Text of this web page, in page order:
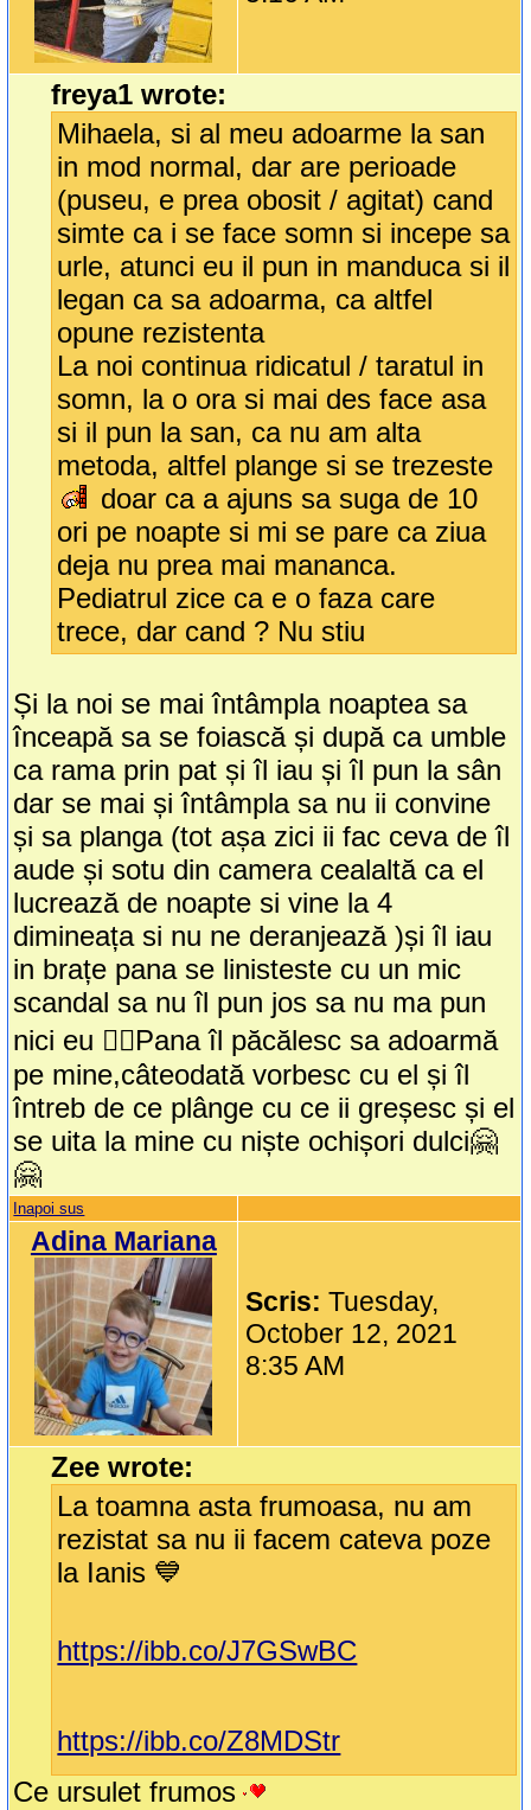
freya1 wrote:
Mihaela, si al meu adoarme la san
in mod normal, dar are perioade
(puseu, e prea obosit / agitat) cand
simte ca i se face somn si incepe sa
urle, atunci eu il pun in manduca si il
legan ca sa adoarma, ca altfel
opune rezistenta
La noi continua ridicatul / taratul in
somn, la o ora si mai des face asa
si il pun la san, ca nu am alta
metoda, altfel plange si se trezeste
doar ca a ajuns sa suga de 10
ori pe noapte si mi se pare ca ziua
deja nu prea mai mananca.
Pediatrul zice ca e o faza care
trece, dar cand ? Nu stiu
Și la noi se mai întâmpla noaptea sa
înceapă sa se foiască și după ca umble
ca rama prin pat și îl iau și îl pun la sân
dar se mai și întâmpla sa nu ii convine
și sa planga (tot așa zici ii fac ceva de îl
aude și sotu din camera cealaltă ca el
lucrează de noapte si vine la 4
dimineața si nu ne deranjează )și îl iau
in brațe pana se linisteste cu un mic
scandal sa nu îl pun jos sa nu ma pun
nici eu 🤦‍♀️Pana îl păcălesc sa adoarmă
pe mine,câteodată vorbesc cu el și îl
întreb de ce plânge cu ce ii greșesc și el
se uita la mine cu niște ochișori dulci🤗
🤗
Inapoi sus
Adina Mariana
Scris:Tuesday,
October 12, 2021
8:35 AM
Zee wrote:
La toamna asta frumoasa, nu am
rezistat sa nu ii facem cateva poze
la Ianis 💙
https://ibb.co/J7GSwBC
https://ibb.co/Z8MDStr
Ce ursulet frumos